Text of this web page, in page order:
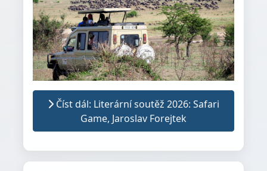
Číst dál: Literární soutěž 2026: Safari
Game, Jaroslav Forejtek